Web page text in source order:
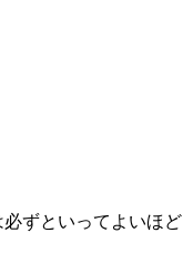
ずといってよいほど